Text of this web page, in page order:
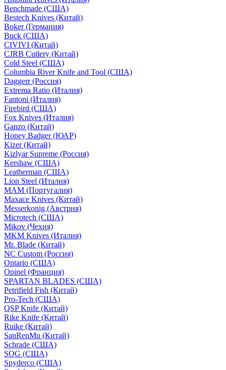
Benchmade (США)
Bestech Knives (Китай)
Boker (Германия)
Buck (США)
CIVIVI (Китай)
CJRB Cutlery (Китай)
Cold Steel (США)
Columbia River Knife and Tool (США)
Daggerr (Россия)
Extrema Ratio (Италия)
Fantoni (Италия)
Firebird (США)
Fox Knives (Италия)
Ganzo (Китай)
Honey Badger (ЮАР)
Kizer (Китай)
Kizlyar Supreme (Россия)
Kershaw (США)
Leatherman (США)
Lion Steel (Италия)
MAM (Португалия)
Maxace Knives (Китай)
Messerkonig (Австрия)
Microtech (США)
Mikov (Чехия)
MKM Knives (Италия)
Mr. Blade (Китай)
NC Custom (Россия)
Ontario (США)
Opinel (Франция)
SPARTAN BLADES (США)
Petrifield Fish (Китай)
Pro-Tech (США)
QSP Knife (Китай)
Rike Knife (Китай)
Ruike (Китай)
SanRenMu (Китай)
Schrade (США)
SOG (США)
Spyderco (США)